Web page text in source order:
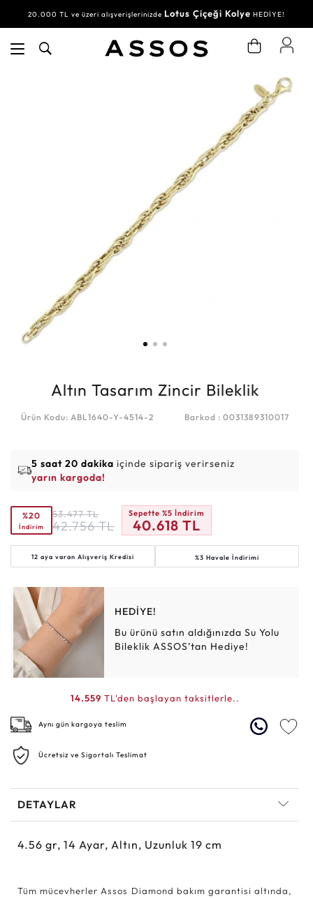
20.000 TL ve üzeri alışverişlerinizde Lotus Çiçeği Kolye HEDİYE!
Altın Tasarım Zincir Bileklik
Ürün Kodu: ABL1640-Y-4514-2 Barkod : 0031389310017
5 saat 20 dakika içinde sipariş verirseniz
yarın kargoda!
%20
İndirim
53.477 TL
42.756 TL
Sepette %5 İndirim
40.618 TL
12 aya varan Alışveriş Kredisi %3 Havale İndirimi
HEDİYE!
Bu ürünü satın aldığınızda Su Yolu
Bileklik ASSOS’tan Hediye!
14.559 TL'den başlayan taksitlerle..
Aynı gün kargoya teslim
Ücretsiz ve Sigortalı Teslimat
DETAYLAR
4.56 gr, 14 Ayar, Altın, Uzunluk 19 cm
Tüm mücevherler Assos Diamond bakım garantisi altında,